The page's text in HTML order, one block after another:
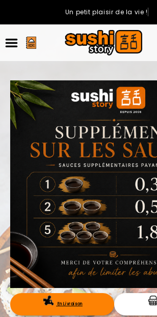
Un petit plaisir de la vie !
ACCUEIL
LA CARTE
VOTRE COMPTE
NOTRE RESTAURANT
VOS AVIS
MENTIONS LÉGALES
C.G.V
RÉSERVATIONEn Livraison